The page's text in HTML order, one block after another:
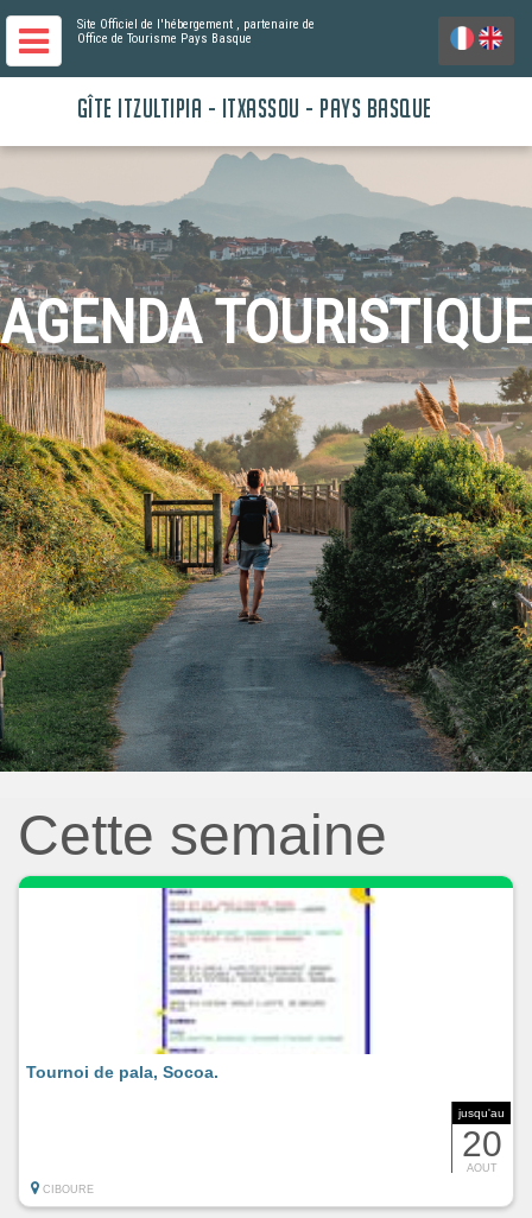
Site Officiel de l'hébergement , partenaire de
Office de Tourisme Pays Basque
GÎTE ITZULTIPIA - ITXASSOU - PAYS BASQUE
AGENDA TOURISTIQUE
Cette semaine
jusqu'au
20
AOUT
Tournoi de pala, Socoa.
CIBOURE